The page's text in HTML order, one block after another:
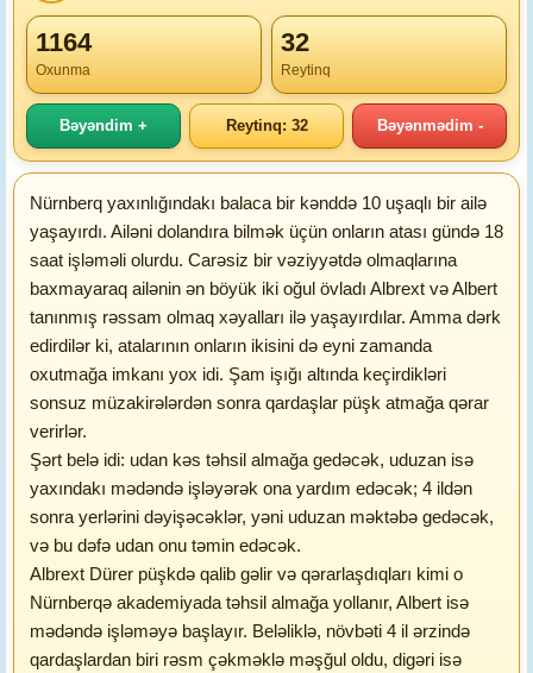
1164
Oxunma
32
Reytinq
Bəyəndim + Reytinq: 32 Bəyənmədim -
Nürnberq yaxınlığındakı balaca bir kənddə 10 uşaqlı bir ailə
yaşayırdı. Ailəni dolandıra bilmək üçün onların atası gündə 18
saat işləməli olurdu. Carəsiz bir vəziyyətdə olmaqlarına
baxmayaraq ailənin ən böyük iki oğul övladı Albrext və Albert
tanınmış rəssam olmaq xəyalları ilə yaşayırdılar. Amma dərk
edirdilər ki, atalarının onların ikisini də eyni zamanda
oxutmağa imkanı yox idi. Şam işığı altında keçirdikləri
sonsuz müzakirələrdən sonra qardaşlar püşk atmağa qərar
verirlər.
Şərt belə idi: udan kəs təhsil almağa gedəcək, uduzan isə
yaxındakı mədəndə işləyərək ona yardım edəcək; 4 ildən
sonra yerlərini dəyişəcəklər, yəni uduzan məktəbə gedəcək,
və bu dəfə udan onu təmin edəcək.
Albrext Dürer püşkdə qalib gəlir və qərarlaşdıqları kimi o
Nürnberqə akademiyada təhsil almağa yollanır, Albert isə
mədəndə işləməyə başlayır. Beləliklə, növbəti 4 il ərzində
qardaşlardan biri rəsm çəkməklə məşğul oldu, digəri isə